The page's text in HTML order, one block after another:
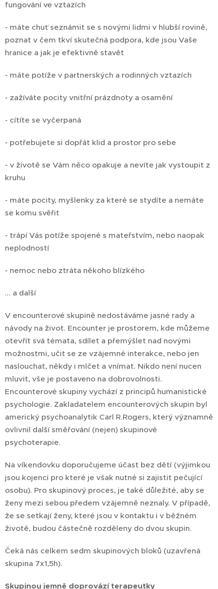
fungování ve vztazích
- máte chuť seznámit se s novými lidmi v hlubší rovině,
poznat v čem tkví skutečná podpora, kde jsou Vaše
hranice a jak je efektivně stavět
- máte potíže v partnerských a rodinných vztazích
- zažíváte pocity vnitřní prázdnoty a osamění
- cítíte se vyčerpaná
- potřebujete si dopřát klid a prostor pro sebe
- v životě se Vám něco opakuje a nevíte jak vystoupit z
kruhu
- máte pocity, myšlenky za které se stydíte a nemáte
se komu svěřit
- trápí Vás potíže spojené s mateřstvím, nebo naopak
neplodností
- nemoc nebo ztráta někoho blízkého
... a další
V encounterové skupině nedostáváme jasné rady a
návody na život. Encounter je prostorem, kde můžeme
otevřít svá témata, sdílet a přemýšlet nad novými
možnostmi, učit se ze vzájemné interakce, nebo jen
naslouchat, někdy i mlčet a vnímat. Nikdo není nucen
mluvit, vše je postaveno na dobrovolnosti.
Encounterové skupiny vychází z principů humanistické
psychologie. Zakladatelem encounterových skupin byl
americký psychoanalytik Carl R.Rogers, který významně
ovlivnil další směřování (nejen) skupinové
psychoterapie.
Na víkendovku doporučujeme účast bez dětí (výjimkou
jsou kojenci pro které je však nutné si zajistit pečující
osobu). Pro skupinový proces, je také důležité, aby se
ženy mezi sebou předem vzájemně neznaly. V případě,
že se setkají ženy, které jsou v kontaktu i v běžném
životě, budou částečně rozděleny do dvou skupin.
Čeká nás celkem sedm skupinových bloků (uzavřená
skupina 7x1,5h).
Skupinou jemně doprovází terapeutky